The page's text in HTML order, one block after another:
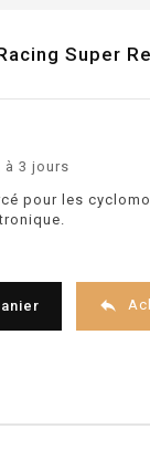
Super
à 3 jours
pour les
